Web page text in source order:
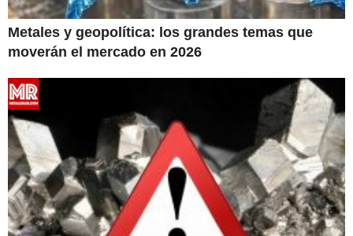
Metales y geopolítica: los grandes temas que
moverán el mercado en 2026